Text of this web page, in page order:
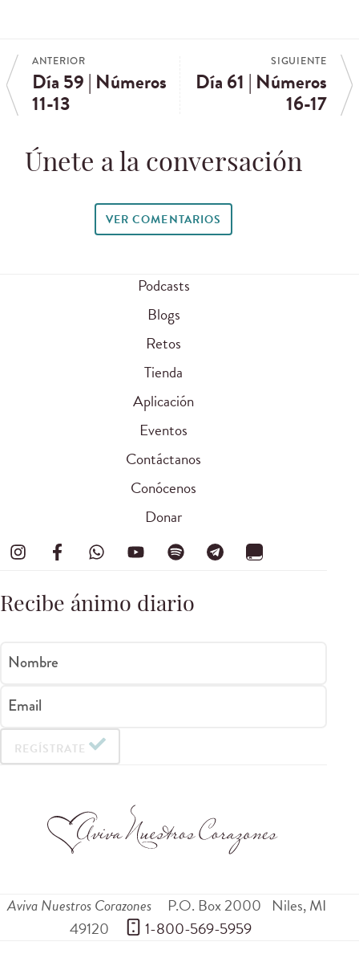
ANTERIOR
Día 59 | Números
11-13
SIGUIENTE
Día 61 | Números
16-17
Únete a la conversación
VER COMENTARIOS
Podcasts
Blogs
Retos
Tienda
Aplicación
Eventos
Contáctanos
Conócenos
Donar
Recibe ánimo diario
Nombre
Email
REGÍSTRATE
Aviva Nuestros Corazones P.O. Box 2000 Niles,MI
49120
1-800-569-5959